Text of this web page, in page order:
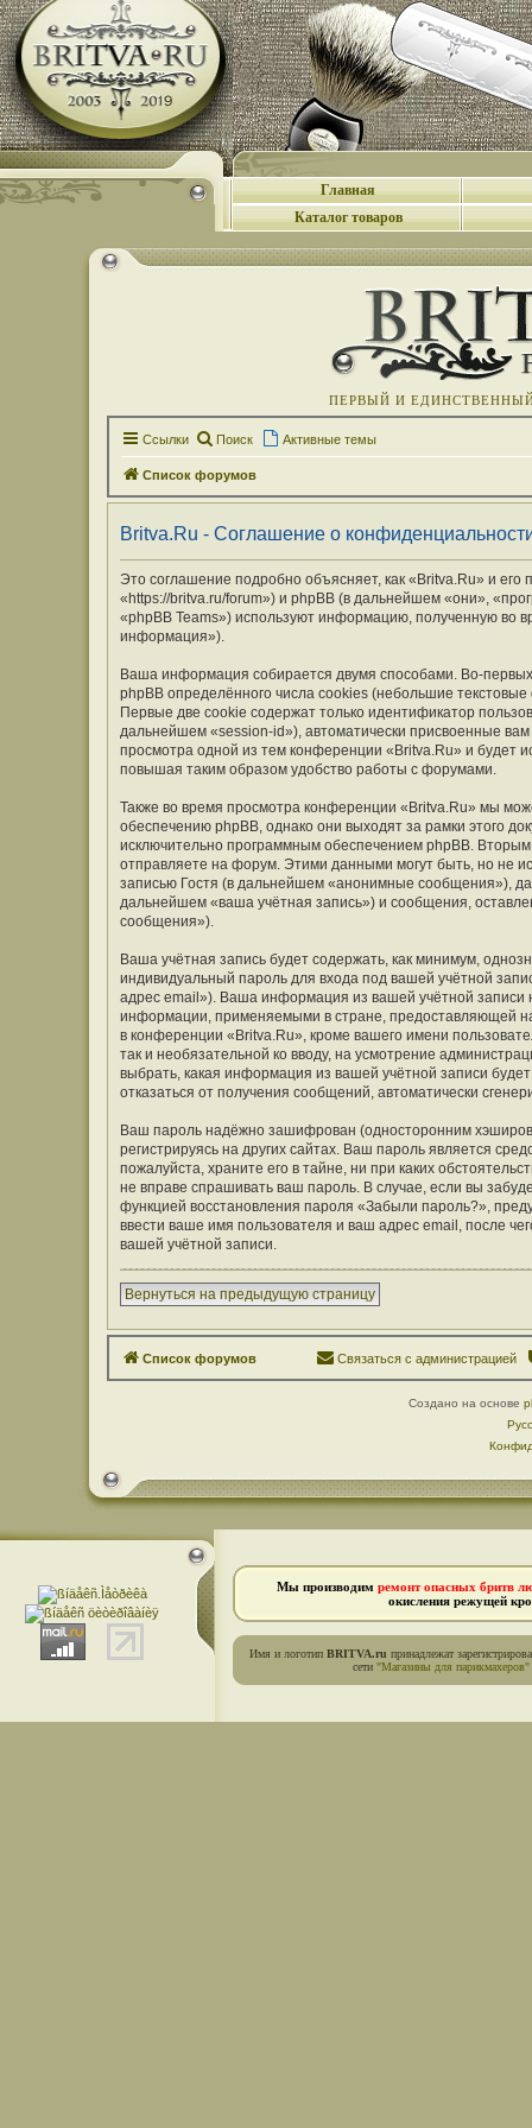
Главная
Каталог товаров
ПЕРВЫЙ И
Ссылки Поиск Активные темы
Список форумов
Britva.Ru - Соглашение о
Это соглашение подробно объясняет, как «Britva.Ru» и
«https://britva.ru/forum») и phpBB (в дальнейшем «они»,
«phpBB Teams») используют информацию, полученную во
информация»).
Ваша информация собирается двумя способами. Во-
phpBB определённого числа cookies (небольшие
Первые две cookie содержат только идентификатор
дальнейшем «session-id»), автоматически присвоенные
просмотра одной из тем конференции «Britva.Ru» и будет
повышая таким образом удобство работы с форумами.
Также во время просмотра конференции «Britva.Ru» мы
обеспечению phpBB, однако они выходят за рамки этого
исключительно программным обеспечением phpBB.
отправляете на форум. Этими данными могут быть, но не
записью Гостя (в дальнейшем «анонимные сообщения»),
дальнейшем «ваша учётная запись») и сообщения,
сообщения»).
Ваша учётная запись будет содержать, как минимум,
индивидуальный пароль для входа под вашей учётной
адрес email»). Ваша информация из вашей учётной
информации, применяемыми в стране, предоставляющей
в конференции «Britva.Ru», кроме вашего имени
так и необязательной ко вводу, на усмотрение
выбрать, какая информация из вашей учётной записи
отказаться от получения сообщений, автоматически
Ваш пароль надёжно зашифрован (односторонним
регистрируясь на других сайтах. Ваш пароль является
пожалуйста, храните его в тайне, ни при каких
не вправе спрашивать ваш пароль. В случае, если вы
функцией восстановления пароля «Забыли пароль?»,
ввести ваше имя пользователя и ваш адрес email, после
вашей учётной записи.
Вернуться на предыдущую страницу
Список форумов Связаться с администрацией
Создано на основе
Мы производим ремонт опасных бритв
окисления режущей
Имя и логотип BRITVA.ru принадлежат
сети "Магазины для парикмахеров"